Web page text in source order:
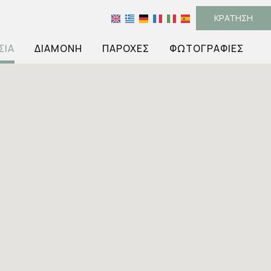
ΚΡΆΤΗΣΗ
ΔΙΑΜΟΝΉ ΠΑΡΟΧΈΣ ΦΩΤΟΓΡΑΦΊΕΣ